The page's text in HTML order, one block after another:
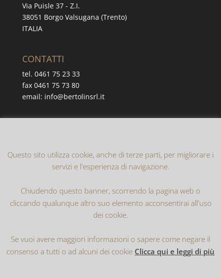
Via Puisle 37 - Z.I.
38051 Borgo Valsugana (Trento)
ITALIA
CONTATTI
tel. 0461 75 23 33
fax 0461 75 73 80
email: info@bertolinsrl.it
Realizzato daInternodo S.r.l.| Copyright 2016-2019
Questo sito utilizza cookie, anche di terze parti, per migliorare i
servizi e l'esperienza di navigazione.
Chiudendo questo banner, scorrendo la pagina web o
cliccando qualunque altro suo elemento acconsentirai all'uso
dei cookie.
Se vuoi avere maggiori informazioni o sapere come negare il
consenso a tutti o ad alcuni dei cookie Clicca qui e leggi di più